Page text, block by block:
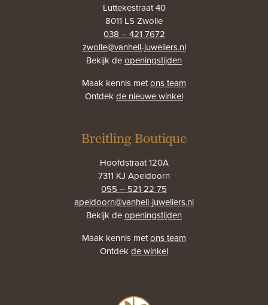
Luttekestraat 40
8011 LS Zwolle
038 – 421 7672
zwolle@vanhell-juweliers.nl
Bekijk deopeningstijden
Maak kennis metons team
Ontdekde nieuwe winkel
Breitling Boutique
Hoofdstraat 120A
7311 KJ Apeldoorn
055 – 521 22 75
apeldoorn@vanhell-juweliers.nl
Bekijk deopeningstijden
Maak kennis metons team
Ontdekde winkel